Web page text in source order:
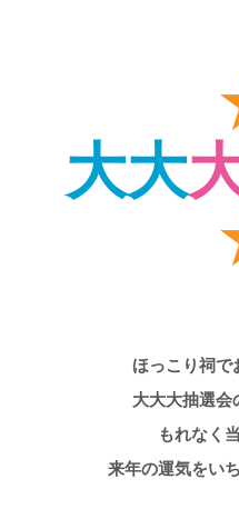
大大
ほっこり祠で
大大大抽選会
もれなく
来年の運気をい